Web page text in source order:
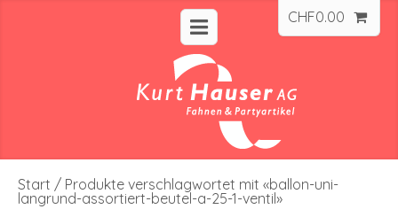
CHF0.00
Start / Produkte verschlagwortet mit «ballon-uni-
langrund-assortiert-beutel-a-25-1-ventil»